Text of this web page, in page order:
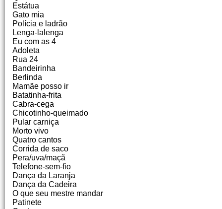
Estátua
Gato mia
Polícia e ladrão
Lenga-lalenga
Eu com as 4
Adoleta
Rua 24
Bandeirinha
Berlinda
Mamãe posso ir
Batatinha-frita
Cabra-cega
Chicotinho-queimado
Pular carniça
Morto vivo
Quatro cantos
Corrida de saco
Pera/uva/maçã
Telefone-sem-fio
Dança da Laranja
Dança da Cadeira
O que seu mestre mandar
Patinete